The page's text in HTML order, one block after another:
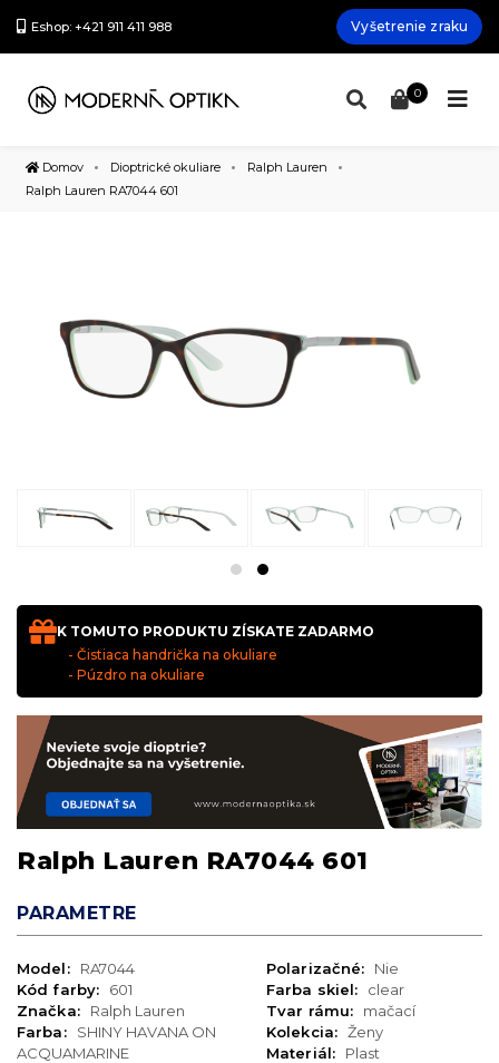
Eshop: +421 911 411 988 Vyšetrenie zraku
0
Domov Dioptrické okuliare
Ralph Lauren
Ralph Lauren RA7044 601
K TOMUTO PRODUKTU ZÍSKATE ZADARMO
- Čistiaca handrička na okuliare
- Púzdro na okuliare
Ralph Lauren RA7044 601
PARAMETRE
Model:
RA7044
Kód farby:
601
Značka:
Ralph Lauren
Farba:
SHINY HAVANA ON
ACQUAMARINE
Polarizačné:
Nie
Farba skiel:
clear
Tvar rámu:
mačací
Kolekcia: Ženy
Materiál:
Plast